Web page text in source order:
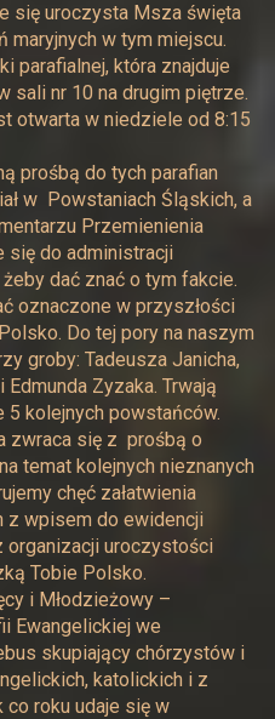
się uroczysta Msza święta
maryjnych w tym miejscu.
parafialnej, która znajduje
sali nr 10 na drugim piętrze.
otwarta w niedziele od 8:15
prośbą do tych parafian
w Powstaniach Śląskich, a
Przemienienia
się do administracji
dać znać o tym fakcie.
oznaczone w przyszłości
Do tej pory na naszym
groby: Tadeusza Janicha,
Zyzaka. Trwają
kolejnych powstańców.
zwraca się z prośbą o
temat kolejnych nieznanych
chęć załatwienia
z wpisem do ewidencji
organizacji uroczystości
Tobie Polsko.
i Młodzieżowy –
Ewangelickiej we
skupiający chórzystów i
katolickich i z
co roku udaje się w